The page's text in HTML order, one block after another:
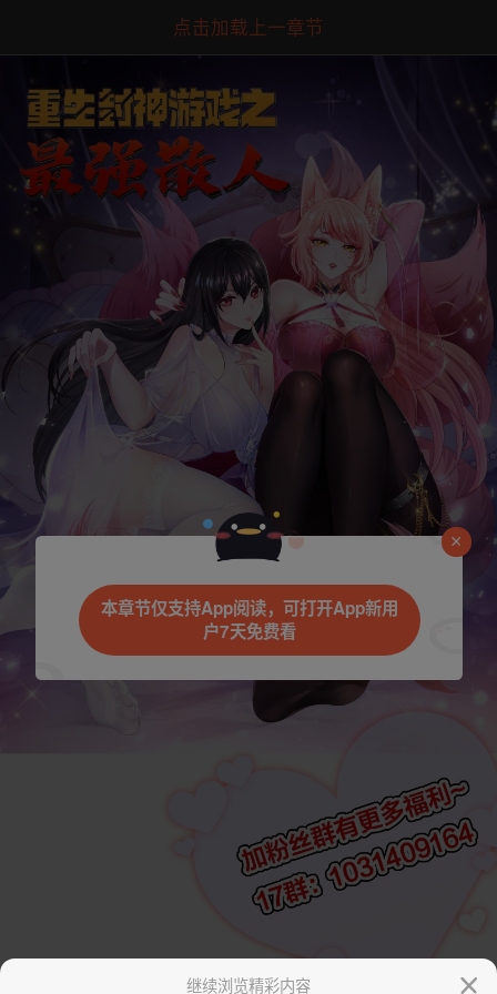
点击加载上一章节
继续浏览精彩内容
本章节仅支持App阅读，可打开App新用
户7天免费看